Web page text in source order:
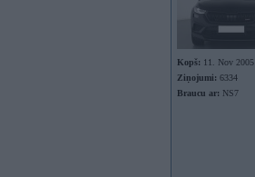
Kopš: 11. Nov 2005
Ziņojumi: 6334
Braucu ar: NS7